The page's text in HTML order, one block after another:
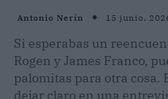
Antonio Nerín 15 junio,
Si esperabas un
Rogen y James Franco,
palomitas para otra cosa.
dejar claro en una